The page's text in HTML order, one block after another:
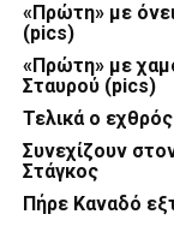
«Πρώτη» με
(pics)
«Πρώτη» με
Σταυρού (pics)
Τελικά ο εχθρός
Συνεχίζουν
Στάγκος
Πήρε Καναδό